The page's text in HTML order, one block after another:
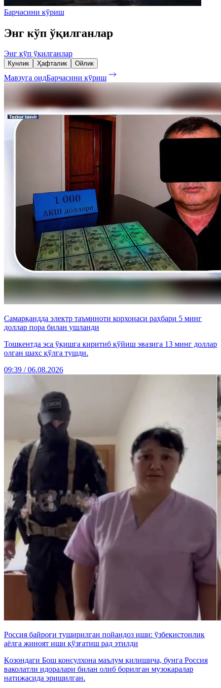
Барчасини кўриш
Энг кўп ўқилганлар
Энг кўп ўқилганлар
Кунлик Ҳафталик Ойлик
Мавзуга оидБарчасини кўриш
Самарқандда электр таъминоти корхонаси раҳбари 5 минг
доллар пора билан ушланди
Тошкентда эса ўқишга киритиб қўйиш эвазига 13 минг доллар
олган шахс қўлга тушди.
09:39 / 06.08.2026
Россия байроғи туширилган пойандоз иши: ўзбекистонлик
аёлга жиноят иши қўзғатиш рад этилди
Қозондаги Бош консулхона маълум қилишича, бунга Россия
ваколатли идоралари билан олиб борилган музокаралар
натижасида эришилган.